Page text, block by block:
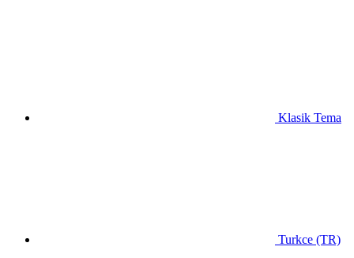
Klasik Tema
Turkce (TR)